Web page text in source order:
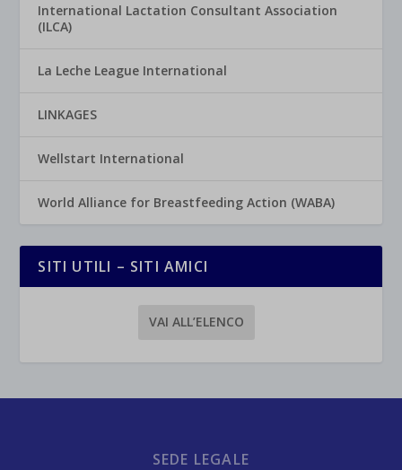
International Lactation Consultant Association
(ILCA)
La Leche League International
LINKAGES
Wellstart International
World Alliance for Breastfeeding Action (WABA)
SITI UTILI – SITI AMICI
VAI ALL’ELENCO
SEDE LEGALE